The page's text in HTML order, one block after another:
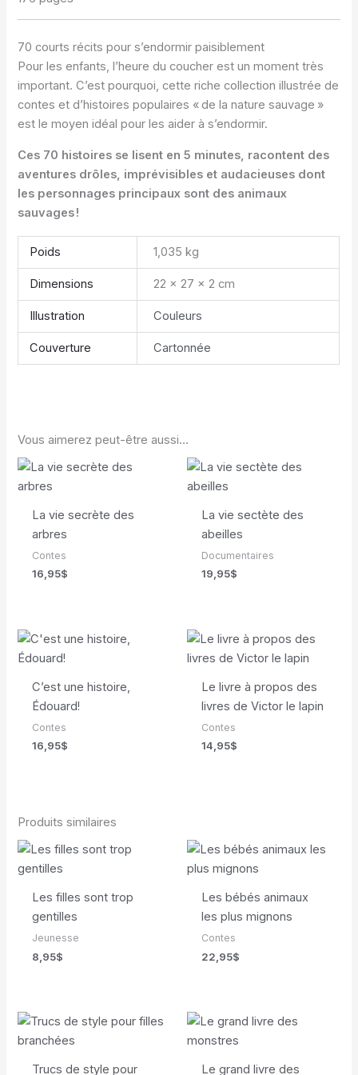
70 courts récits pour s’endormir paisiblement
Pour les enfants, l’heure du coucher est un moment très
important. C’est pourquoi, cette riche collection illustrée de
contes et d’histoires populaires « de la nature sauvage »
est le moyen idéal pour les aider à s’endormir.
Ces 70 histoires se lisent en 5 minutes, racontent des
aventures drôles, imprévisibles et audacieuses dont
les personnages principaux sont des animaux
sauvages !
Poids 1,035 kg
Dimensions 22 × 27 × 2 cm
Illustration Couleurs
Couverture Cartonnée
Vous aimerez peut-être aussi…
La vie secrète des
arbres
Contes
16,95$
La vie sectète des
abeilles
Documentaires
19,95$
C’est une histoire,
Édouard!
Contes
16,95$
Le livre à propos des
livres de Victor le lapin
Contes
14,95$
Produits similaires
Les filles sont trop
gentilles
Jeunesse
8,95$
Les bébés animaux
les plus mignons
Contes
22,95$
Trucs de style pour Le grand livre des